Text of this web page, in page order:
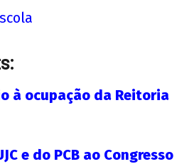
à ocupação da Reitoria
e do PCB ao Congresso